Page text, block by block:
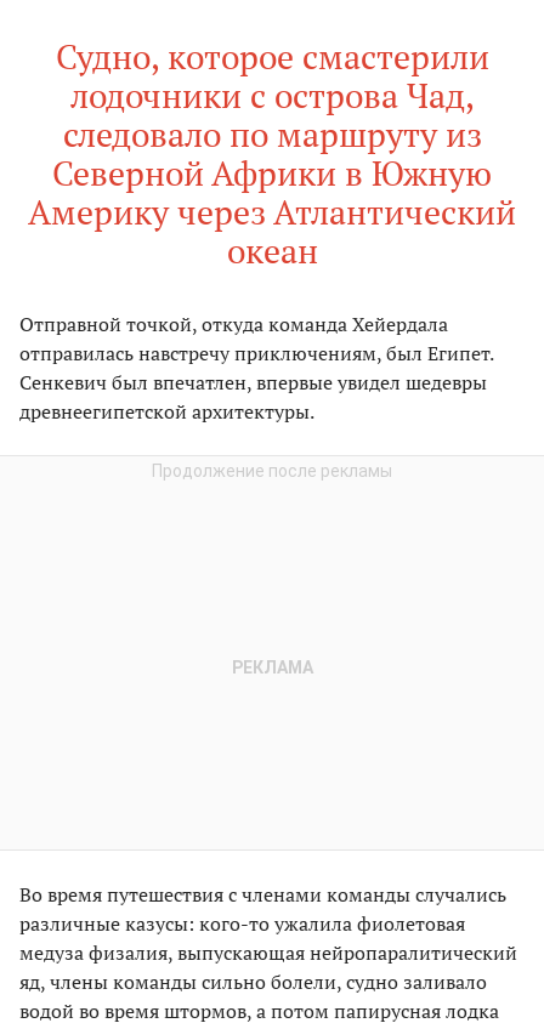
Судно, которое смастерили
лодочники с острова Чад,
следовало по маршруту из
Северной Африки в Южную
Америку через Атлантический
океан
Отправной точкой, откуда команда Хейердала
отправилась навстречу приключениям, был Египет.
Сенкевич был впечатлен, впервые увидел шедевры
древнеегипетской архитектуры.
Во время путешествия с членами команды случались
различные казусы: кого-то ужалила фиолетовая
медуза физалия, выпускающая нейропаралитический
яд, члены команды сильно болели, судно заливало
водой во время штормов, а потом папирусная лодка